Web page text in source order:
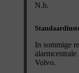
N.b.
In sommige
alarmcentrale
Volvo.